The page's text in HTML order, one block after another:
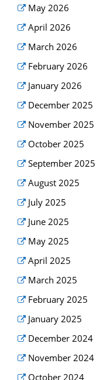
May 2026
April 2026
March 2026
February 2026
January 2026
December 2025
November 2025
October 2025
September 2025
August 2025
July 2025
June 2025
May 2025
April 2025
March 2025
February 2025
January 2025
December 2024
November 2024
October 2024